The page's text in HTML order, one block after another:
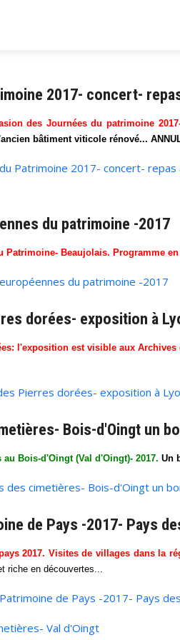
2017- concert-
des Journées du patrimoine
bâtiment viticole rénové...
Patrimoine 2017- concert- repas
du patrimoine -2017
Patrimoine- Beaujolais. Programme
du patrimoine -2017
dorées- exposition à
l'exposition est visible aux
Pierres dorées- exposition à
Bois-d'Oingt un
Bois-d'Oingt (Val d'Oingt)- 2017. Un
des cimetières- Bois-d'Oingt un
de Pays -2017- Pays
2017. Visites de villages dans la
riche en découvertes...
de Pays -2017- Pays
Val d'Oingt